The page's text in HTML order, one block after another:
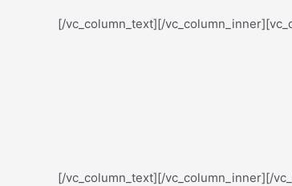
[/vc_column_text][/
[/vc_column_text][/vc_column_inner][/